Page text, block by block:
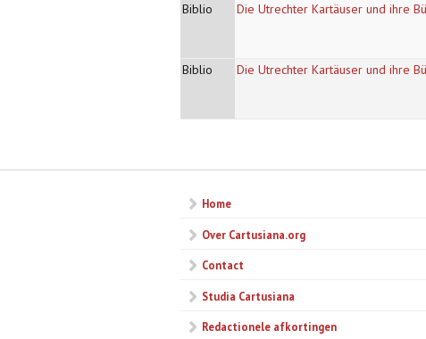
Biblio
Die Utrechter Kartäuser und ihre
Biblio
Die Utrechter Kartäuser und ihre
Home
Over Cartusiana.org
Contact
Studia Cartusiana
Redactionele afkortingen